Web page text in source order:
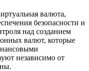
валюта,
безопасности и
над созданием
валют, которые
независимо от